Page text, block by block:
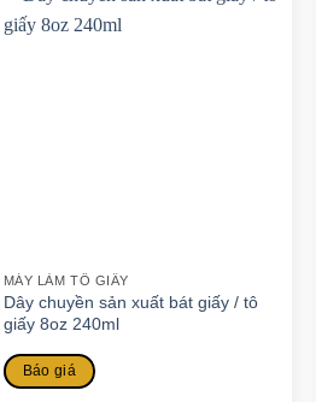
MÁY LÀM TÔ GIẤY
Dây chuyền sản xuất bát giấy / tô
giấy 8oz 240ml
Báo giá